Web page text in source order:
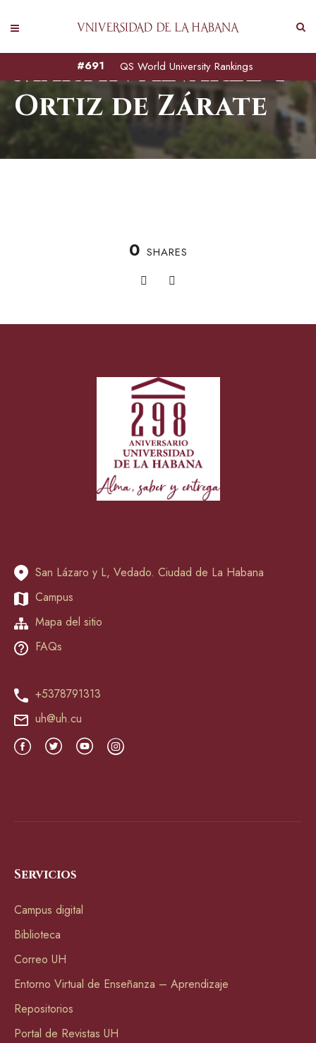
QS World University Rankings
#691
Martín Álvarez y
Ortiz de Zárate
0 SHARES
San Lázaro y L, Vedado. Ciudad de La Habana
Campus
Mapa del sitio
FAQs
+5378791313
uh@uh.cu
Servicios
Campus digital
Biblioteca
Correo UH
Entorno Virtual de Enseñanza – Aprendizaje
Repositorios
Portal de Revistas UH